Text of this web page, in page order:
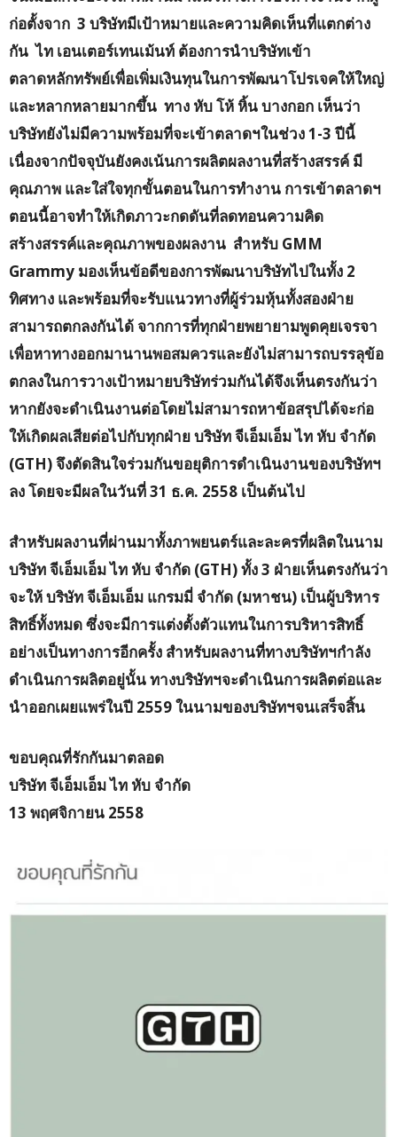
ก่อตั้งจาก 3 บริษัทมีเป้าหมายและความคิดเห็นที่แตกต่าง
กัน ไท เอนเตอร์เทนเม้นท์ ต้องการนำบริษัทเข้า
ตลาดหลักทรัพย์เพื่อเพิ่มเงินทุนในการพัฒนาโปรเจคให้ใหญ่
และหลากหลายมากขึ้น ทาง หับ โห้ หิ้น บางกอก เห็นว่า
บริษัทยังไม่มีความพร้อมที่จะเข้าตลาดฯในช่วง 1-3 ปีนี้
เนื่องจากปัจจุบันยังคงเน้นการผลิตผลงานที่สร้างสรรค์ มี
คุณภาพ และใส่ใจทุกขั้นตอนในการทำงาน การเข้าตลาดฯ
ตอนนี้อาจทำให้เกิดภาวะกดดันที่ลดทอนความคิด
สร้างสรรค์และคุณภาพของผลงาน สำหรับ GMM
Grammy มองเห็นข้อดีของการพัฒนาบริษัทไปในทั้ง 2
ทิศทาง และพร้อมที่จะรับแนวทางที่ผู้ร่วมหุ้นทั้งสองฝ่าย
สามารถตกลงกันได้ จากการที่ทุกฝ่ายพยายามพูดคุยเจรจา
เพื่อหาทางออกมานานพอสมควรและยังไม่สามารถบรรลุข้อ
ตกลงในการวางเป้าหมายบริษัทร่วมกันได้จึงเห็นตรงกันว่า
หากยังจะดำเนินงานต่อโดยไม่สามารถหาข้อสรุปได้จะก่อ
ให้เกิดผลเสียต่อไปกับทุกฝ่าย บริษัท จีเอ็มเอ็ม ไท หับ จำกัด
(GTH) จึงตัดสินใจร่วมกันขอยุติการดำเนินงานของบริษัทฯ
ลง โดยจะมีผลในวันที่ 31 ธ.ค. 2558 เป็นต้นไป
สำหรับผลงานที่ผ่านมาทั้งภาพยนตร์และละครที่ผลิตในนาม
บริษัท จีเอ็มเอ็ม ไท หับ จำกัด (GTH) ทั้ง 3 ฝ่ายเห็นตรงกันว่า
จะให้ บริษัท จีเอ็มเอ็ม แกรมมี่ จำกัด (มหาชน) เป็นผู้บริหาร
สิทธิ์ทั้งหมด ซึ่งจะมีการแต่งตั้งตัวแทนในการบริหารสิทธิ์
อย่างเป็นทางการอีกครั้ง สำหรับผลงานที่ทางบริษัทฯกำลัง
ดำเนินการผลิตอยู่นั้น ทางบริษัทฯจะดำเนินการผลิตต่อและ
นำออกเผยแพร่ในปี 2559 ในนามของบริษัทฯจนเสร็จสิ้น
ขอบคุณที่รักกันมาตลอด
บริษัท จีเอ็มเอ็ม ไท หับ จำกัด
13 พฤศจิกายน 2558